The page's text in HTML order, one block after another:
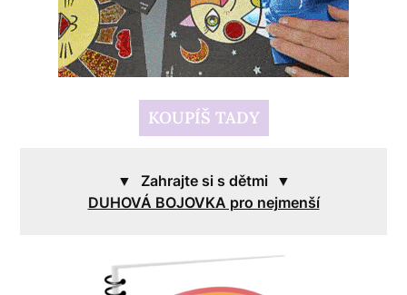
KOUPÍŠ TADY
▼ Zahrajte si s dětmi ▼
DUHOVÁ BOJOVKA pro nejmenší